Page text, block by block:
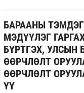
БАРААНЫ
МЭДҮҮЛЭГ
БҮРТГЭХ, УЛСЫН
ӨӨРЧЛӨЛТ
ӨӨРЧЛӨЛТ
ҮҮ